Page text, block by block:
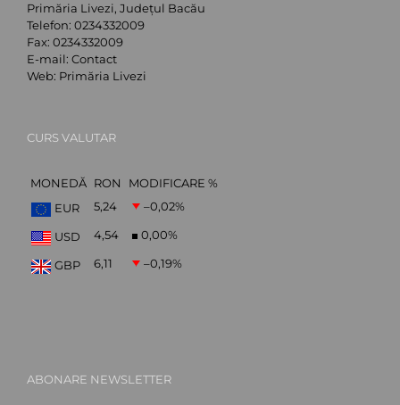
Primăria Livezi, Județul Bacău
Telefon: 0234332009
Fax: 0234332009
E-mail: Contact
Web: Primăria Livezi
CURS VALUTAR
MONEDĂ RON
MODIFICARE %
EUR
5,24 –0,02%
USD 4,54 0,00%
GBP 6,11 –0,19%
ABONARE NEWSLETTER